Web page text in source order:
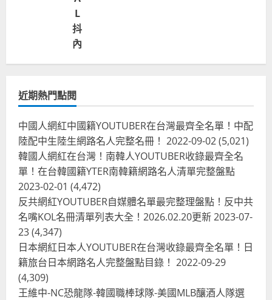
L
抖
內
近期熱門點閱
中國人網紅中國籍YOUTUBER在台灣最齊全名單！中配
陸配中生陸生網路名人完整名冊！ 2022-09-02(5,021)
韓國人網紅在台灣！南韓人YOUTUBER收錄最齊全名
單！在台韓國籍YTER南韓籍網路名人清單完整盤點
2023-02-01 (4,472)
反共網紅YOUTUBER自媒體名單最完整理盤點！反中共
名嘴KOL名冊清單列表大全！2026.02.20更新2023-07-
23(4,347)
日本網紅日本人YOUTUBER在台灣收錄最齊全名單！日
籍旅台日本網路名人完整盤點目錄！ 2022-09-29
(4,309)
王維中-NC恐龍隊-韓國職棒球隊-美國MLB釀酒人隊選
2
奧地利人愛喝珍奶、波霸奶茶奧地利
愛瘋、珍珠奶茶門市顧客大排長龍